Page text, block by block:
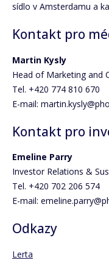
sídlo v Amsterdamu a
Kontakt pro
Martin Kysly
Head of Marketing and
Tel. +420 774 810 670
E-mail:
Kontakt pro
Emeline Parry
Investor Relations &
Tel. +420 702 206 574
E-mail:
Odkazy
Lerta